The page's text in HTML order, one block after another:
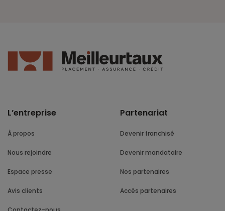
L’entreprise
À propos
Nous rejoindre
Espace presse
Avis clients
Partenariat
Devenir franchisé
Devenir mandataire
Nos partenaires
Accès partenaires